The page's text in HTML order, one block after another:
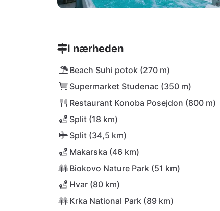
I nærheden
Beach Suhi potok (270 m)
Supermarket Studenac (350 m)
Restaurant Konoba Posejdon (800 m)
Split (18 km)
Split (34,5 km)
Makarska (46 km)
Biokovo Nature Park (51 km)
Hvar (80 km)
Krka National Park (89 km)